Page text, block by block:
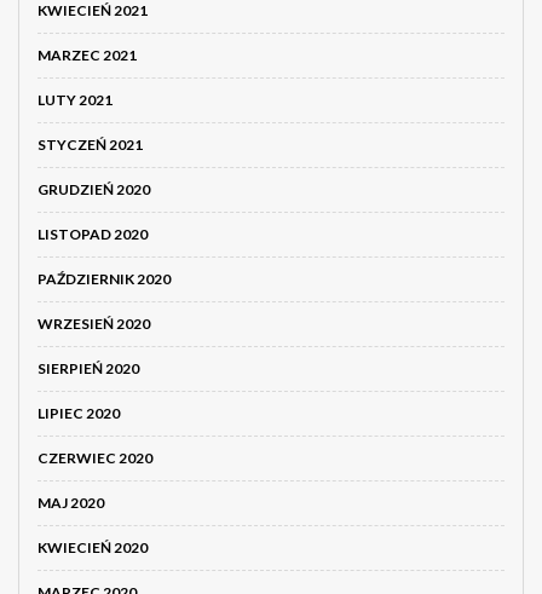
KWIECIEŃ 2021
MARZEC 2021
LUTY 2021
STYCZEŃ 2021
GRUDZIEŃ 2020
LISTOPAD 2020
PAŹDZIERNIK 2020
WRZESIEŃ 2020
SIERPIEŃ 2020
LIPIEC 2020
CZERWIEC 2020
MAJ 2020
KWIECIEŃ 2020